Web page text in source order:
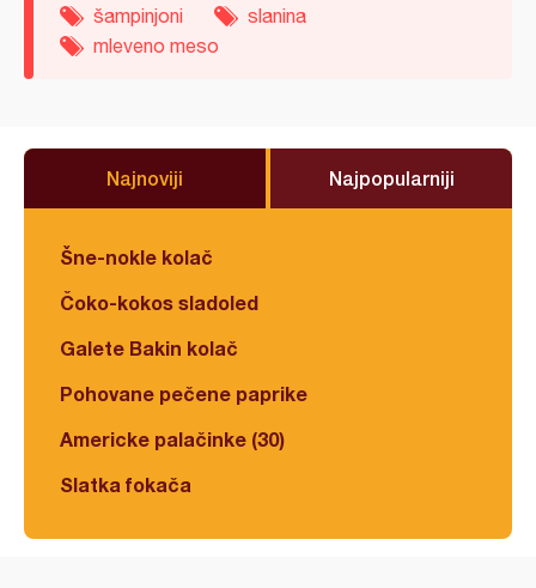
šampinjoni
slanina
mleveno meso
Najnoviji Najpopularniji
Šne-nokle kolač
Čoko-kokos sladoled
Galete Bakin kolač
Pohovane pečene paprike
Americke palačinke (30)
Slatka fokača